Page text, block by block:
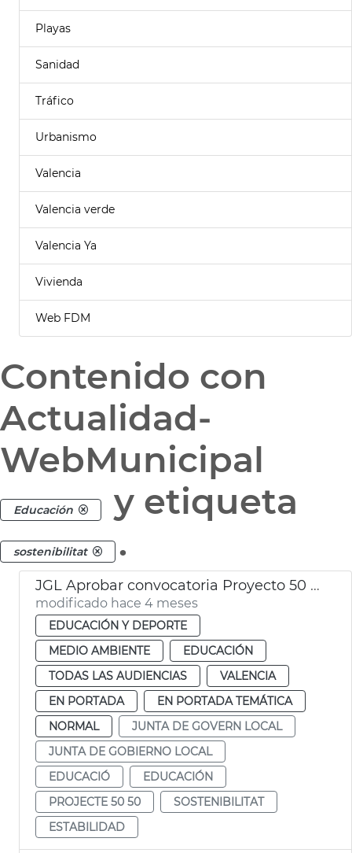
Playas
Sanidad
Tráfico
Urbanismo
Valencia
Valencia verde
Valencia Ya
Vivienda
Web FDM
Contenido con
Actualidad-
WebMunicipal
Educación y etiqueta
sostenibilitat .
JGL Aprobar convocatoria Proyecto 50 50 curso 2026-2027
modificado hace 4 meses
EDUCACIÓN Y DEPORTE
MEDIO AMBIENTE
EDUCACIÓN
TODAS LAS AUDIENCIAS
VALENCIA
EN PORTADA
EN PORTADA TEMÁTICA
NORMAL
JUNTA DE GOVERN LOCAL
JUNTA DE GOBIERNO LOCAL
EDUCACIÓ
EDUCACIÓN
PROJECTE 50 50
SOSTENIBILITAT
ESTABILIDAD